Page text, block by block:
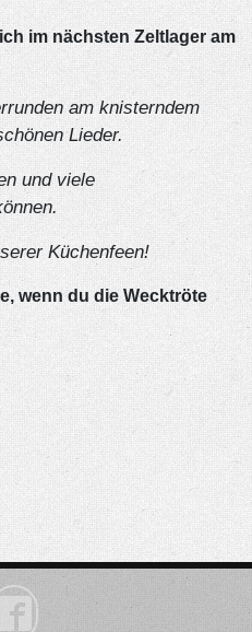
im nächsten Zeltlager am
am knisterndem
Lieder.
und viele
Küchenfeen!
wenn du die Wecktröte
